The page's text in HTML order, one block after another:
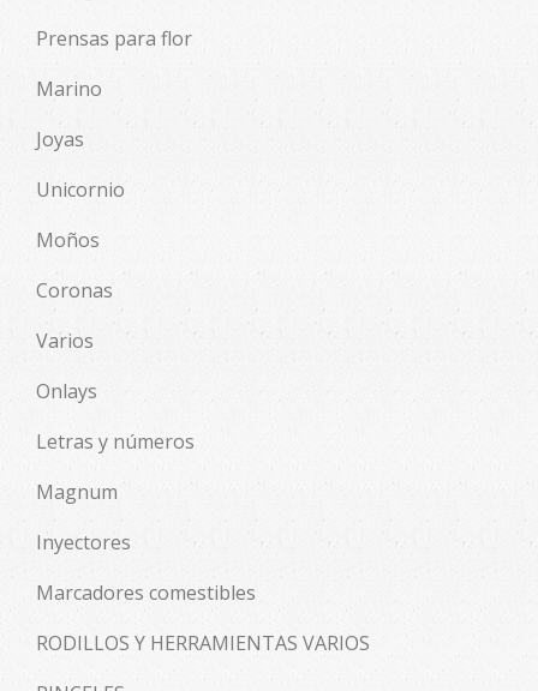
Prensas para flor
Marino
Joyas
Unicornio
Moños
Coronas
Varios
Onlays
Letras y números
Magnum
Inyectores
Marcadores comestibles
RODILLOS Y HERRAMIENTAS VARIOS